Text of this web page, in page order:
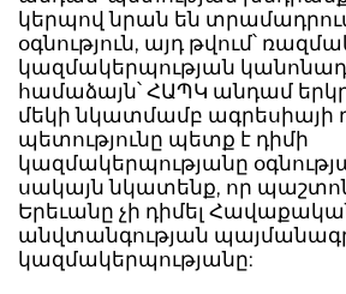
կերպով նրան են
օգնություն, այդ թվում՝
կազմակերպության
համաձայն՝ ՀԱՊԿ անդամ
մեկի նկատմամբ ագրեսիայի
պետությունը պետք է դիմի
կազմակերպությանը
սակայն նկատենք, որ
Երեւանը չի դիմել
անվտանգության
կազմակերպությանը: